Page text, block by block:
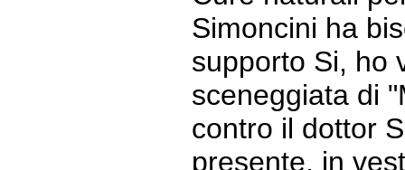
Simoncini ha
supporto Si, ho
sceneggiata di
contro il dottor
presente, in